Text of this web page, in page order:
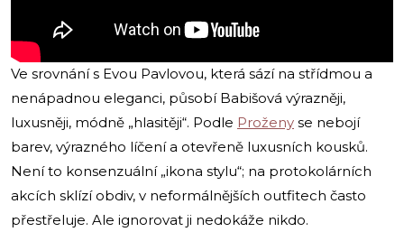
Ve srovnání s Evou Pavlovou, která sází na střídmou a
nenápadnou eleganci, působí Babišová výrazněji,
luxusněji, módně „hlasitěji“. Podle Proženy se nebojí
barev, výrazného líčení a otevřeně luxusních kousků.
Není to konsenzuální „ikona stylu“; na protokolárních
akcích sklízí obdiv, v neformálnějších outfitech často
přestřeluje. Ale ignorovat ji nedokáže nikdo.